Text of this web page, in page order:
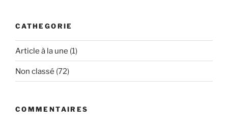
CATHEGORIE
Article à la une (1)
Non classé (72)
COMMENTAIRES